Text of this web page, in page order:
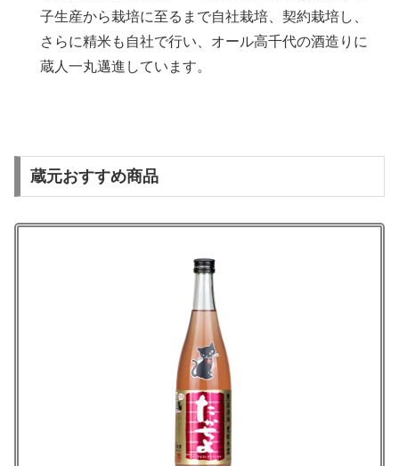
子生産から栽培に至るまで自社栽培、契約栽培し、
さらに精米も自社で行い、オール高千代の酒造りに
蔵人一丸邁進しています。
蔵元おすすめ商品